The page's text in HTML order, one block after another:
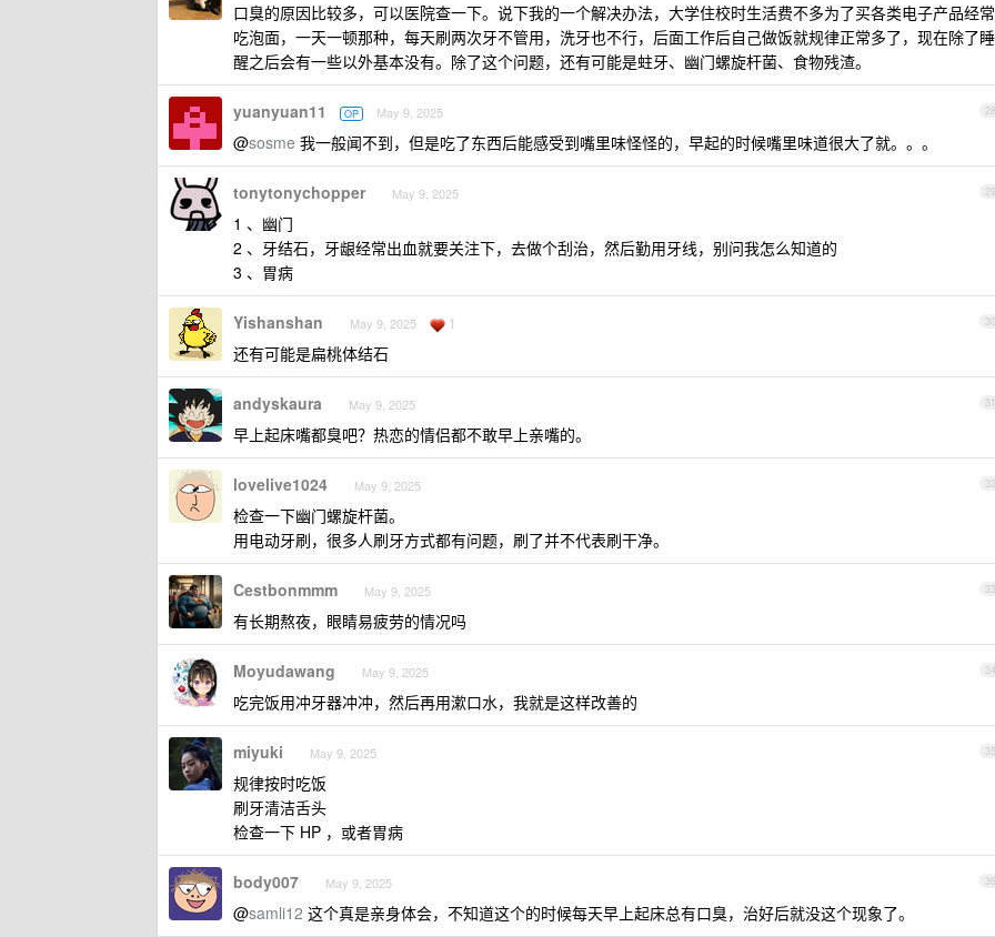
口臭的原因比较多，可以医院查一下。说下我的一个解决办法，大学住校时生活费不多为了买各类电子产品经常
吃泡面，一天一顿那种，每天刷两次牙不管用，洗牙也不行，后面工作后自己做饭就规律正常多了，现在除了睡
醒之后会有一些以外基本没有。除了这个问题，还有可能是蛀牙、幽门螺旋杆菌、食物残渣。
28
yuanyuan11 OP May 9, 2025
@sosme 我一般闻不到，但是吃了东西后能感受到嘴里味怪怪的，早起的时候嘴里味道很大了就。。。
29
tonytonychopper May 9, 2025
1 、幽门
2 、牙结石，牙龈经常出血就要关注下，去做个刮治，然后勤用牙线，别问我怎么知道的
3 、胃病
30
Yishanshan May 9, 2025 1
还有可能是扁桃体结石
31
andyskaura May 9, 2025
早上起床嘴都臭吧？热恋的情侣都不敢早上亲嘴的。
32
lovelive1024 May 9, 2025
检查一下幽门螺旋杆菌。
用电动牙刷，很多人刷牙方式都有问题，刷了并不代表刷干净。
33
Cestbonmmm May 9, 2025
有长期熬夜，眼睛易疲劳的情况吗
34
Moyudawang May 9, 2025
吃完饭用冲牙器冲冲，然后再用漱口水，我就是这样改善的
35
miyuki May 9, 2025
规律按时吃饭
刷牙清洁舌头
检查一下 HP ，或者胃病
36
body007 May 9, 2025
@samli12 这个真是亲身体会，不知道这个的时候每天早上起床总有口臭，治好后就没这个现象了。